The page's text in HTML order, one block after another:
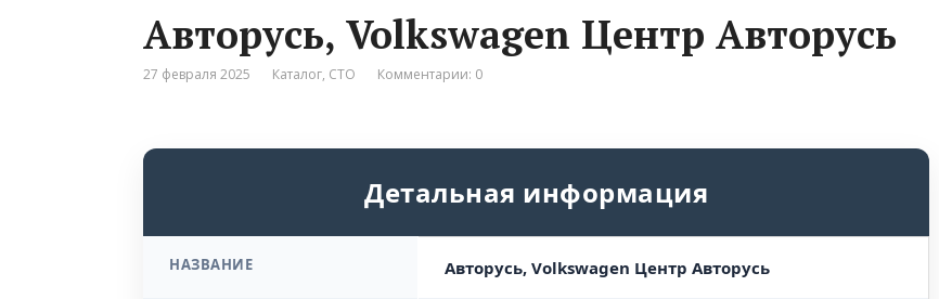
Авторусь, Volkswagen Центр Авторусь
27 февраля 2025 Каталог, СТО Комментарии: 0
Детальная информация
НАЗВАНИЕ Авторусь, Volkswagen Центр Авторусь